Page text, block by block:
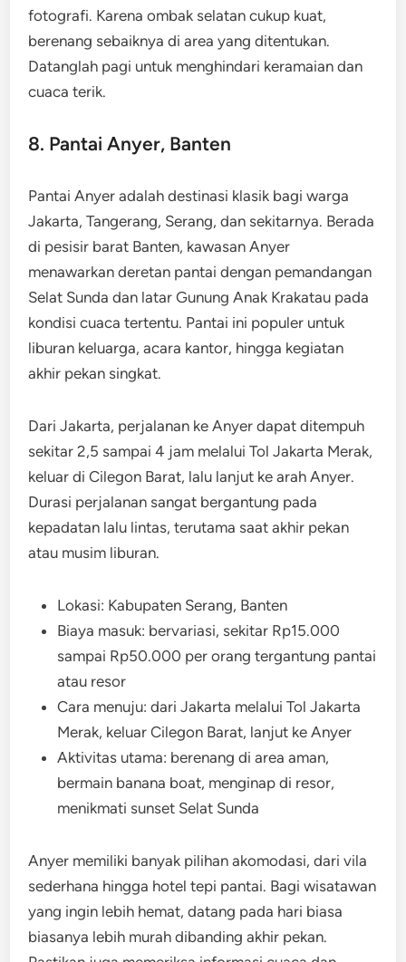
fotografi. Karena ombak selatan cukup kuat,
berenang sebaiknya di area yang ditentukan.
Datanglah pagi untuk menghindari keramaian dan
cuaca terik.
8. Pantai Anyer, Banten
Pantai Anyer adalah destinasi klasik bagi warga
Jakarta, Tangerang, Serang, dan sekitarnya. Berada
di pesisir barat Banten, kawasan Anyer
menawarkan deretan pantai dengan pemandangan
Selat Sunda dan latar Gunung Anak Krakatau pada
kondisi cuaca tertentu. Pantai ini populer untuk
liburan keluarga, acara kantor, hingga kegiatan
akhir pekan singkat.
Dari Jakarta, perjalanan ke Anyer dapat ditempuh
sekitar 2,5 sampai 4 jam melalui Tol Jakarta Merak,
keluar di Cilegon Barat, lalu lanjut ke arah Anyer.
Durasi perjalanan sangat bergantung pada
kepadatan lalu lintas, terutama saat akhir pekan
atau musim liburan.
Lokasi: Kabupaten Serang, Banten
Biaya masuk: bervariasi, sekitar Rp15.000
sampai Rp50.000 per orang tergantung pantai
atau resor
Cara menuju: dari Jakarta melalui Tol Jakarta
Merak, keluar Cilegon Barat, lanjut ke Anyer
Aktivitas utama: berenang di area aman,
bermain banana boat, menginap di resor,
menikmati sunset Selat Sunda
Anyer memiliki banyak pilihan akomodasi, dari vila
sederhana hingga hotel tepi pantai. Bagi wisatawan
yang ingin lebih hemat, datang pada hari biasa
biasanya lebih murah dibanding akhir pekan.